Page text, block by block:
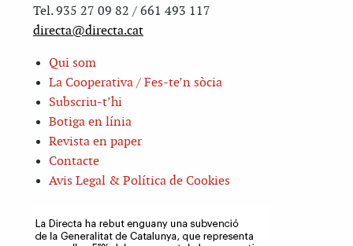
Tel. 935 27 09 82 / 661 493 117
directa@directa.cat
Qui som
La Cooperativa / Fes-te’n sòcia
Subscriu-t’hi
Botiga en línia
Revista en paper
Contacte
Avis Legal & Política de Cookies